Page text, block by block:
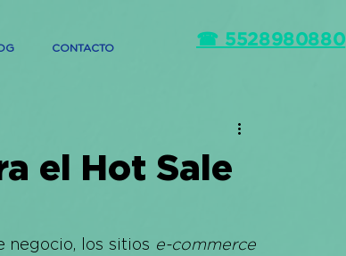
CONTACTO ☎ 5528980880
el Hot Sale
negocio, los sitios